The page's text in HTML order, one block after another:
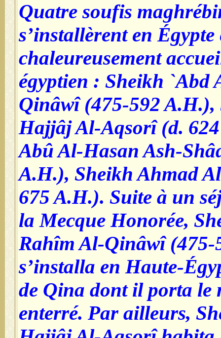
Quatre soufis
s’installèrent en
chaleureusement
égyptien : Sheikh `Abd
Qinâwî (475-592
Hajjâj Al-Aqsorî (d.
Abû Al-Hasan Ash-
A.H.), Sheikh Ahmad
675 A.H.). Suite à un
la Mecque Honorée,
Rahîm Al-Qinâwî (475-
s’installa en Haute-
de Qina dont il porta le
enterré. Par ailleurs,